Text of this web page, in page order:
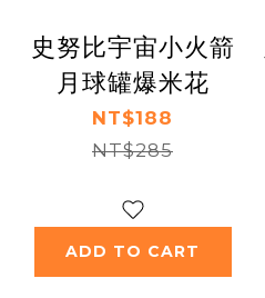
史努比宇宙小火箭
月球罐爆米花
NT$188
NT$285
ADD TO CART